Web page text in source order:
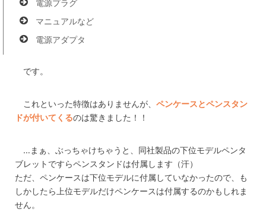
電源プラグ
マニュアルなど
電源アダプタ
です。
これといった特徴はありませんが、ペンケースとペンスタン
ドが付いてくるのは驚きました！！
…まぁ、ぶっちゃけちゃうと、同社製品の下位モデルペンタ
ブレットですらペンスタンドは付属します（汗）
ただ、ペンケースは下位モデルに付属していなかったので、も
しかしたら上位モデルだけペンケースは付属するのかもしれま
せん。